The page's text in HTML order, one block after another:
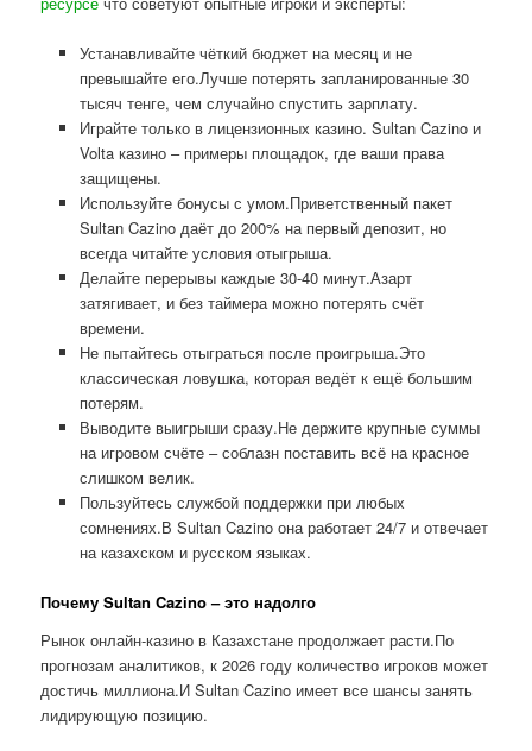
Устанавливайте чёткий бюджет на месяц и не
превышайте его.Лучше потерять запланированные 30
тысяч тенге, чем случайно спустить зарплату.
Играйте только в лицензионных казино. Sultan Cazino и
Volta казино – примеры площадок, где ваши права
защищены.
Используйте бонусы с умом.Приветственный пакет
Sultan Cazino даёт до 200% на первый депозит, но
всегда читайте условия отыгрыша.
Делайте перерывы каждые 30-40 минут.Азарт
затягивает, и без таймера можно потерять счёт
времени.
Не пытайтесь отыграться после проигрыша.Это
классическая ловушка, которая ведёт к ещё большим
потерям.
Выводите выигрыши сразу.Не держите крупные суммы
на игровом счёте – соблазн поставить всё на красное
слишком велик.
Пользуйтесь службой поддержки при любых
сомнениях.В Sultan Cazino она работает 24/7 и отвечает
на казахском и русском языках.
Почему Sultan Cazino – это надолго
Рынок онлайн-казино в Казахстане продолжает расти.По
прогнозам аналитиков, к 2026 году количество игроков может
достичь миллиона.И Sultan Cazino имеет все шансы занять
лидирующую позицию.